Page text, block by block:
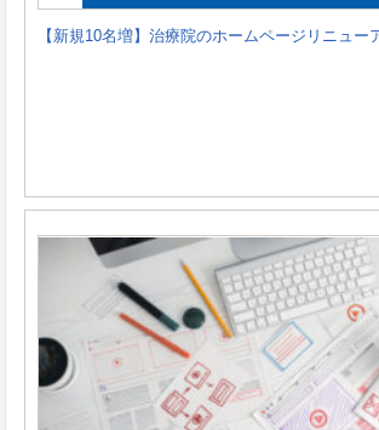
【新規10名増】治療院のホームページリニュー